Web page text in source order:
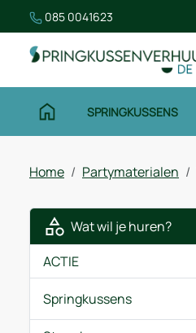
085 0041623
SPRINGKUSSENS
Home Partymaterialen
Wat wil je huren?
ACTIE
Springkussens